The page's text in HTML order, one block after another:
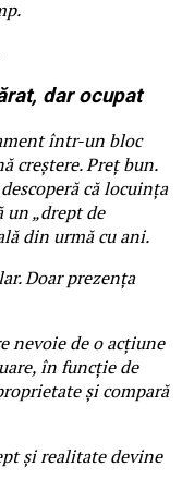
dar ocupat
într-un bloc
creștere. Preț bun.
că locuința
un „drept de
din urmă cu ani.
Doar prezența
nevoie de o acțiune
în funcție de
și compară
și realitate devine